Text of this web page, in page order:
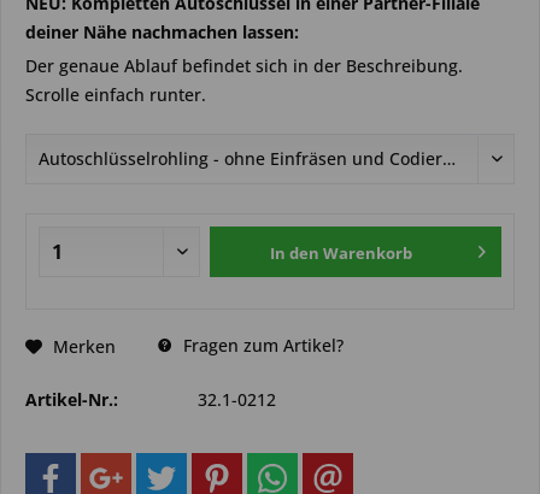
deiner Nähe nachmachen lassen:
Der genaue Ablauf befindet sich in der Beschreibung.
Scrolle einfach runter.
In den Warenkorb
Merken Fragen zum Artikel?
Artikel-Nr.: 32.1-0212